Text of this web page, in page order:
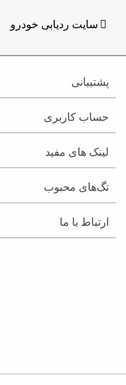
سایت ردیابی خودرو
پشتیبانی
حساب کاربری
لینک های مفید
تگ‌های محبوب
ارتباط با ما